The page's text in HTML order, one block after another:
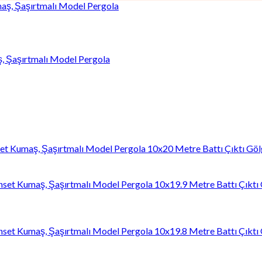
Şaşırtmalı Model Pergola
10x20 Metre Battı Çıktı
10x19.9 Metre Battı
10x19.8 Metre Battı